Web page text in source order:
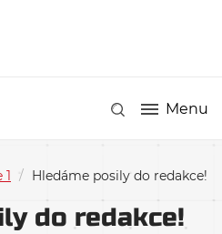
Menu
/ Hledáme posily do redakce!
do redakce!